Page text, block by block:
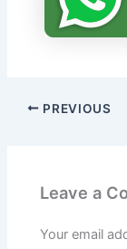
PREVIOUS
Leave a
Your email